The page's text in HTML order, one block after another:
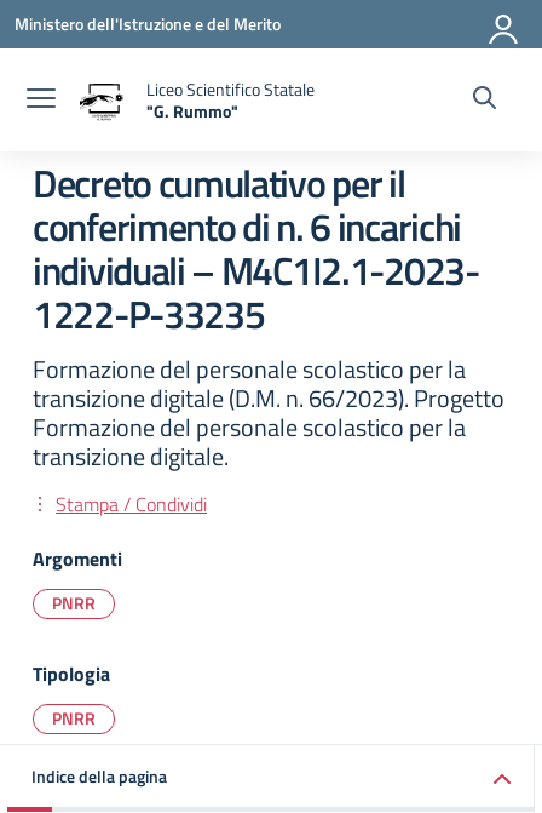
Vai ai contenuti
Vai al menu di navigazione
Vai al footer
Ministero dell'Istruzione e del Merito
Liceo Scientifico Statale
"G. Rummo"
Decreto cumulativo per il
conferimento di n. 6 incarichi
individuali – M4C1I2.1-2023-
1222-P-33235
Formazione del personale scolastico per la
transizione digitale (D.M. n. 66/2023). Progetto
Formazione del personale scolastico per la
transizione digitale.
Stampa / Condividi
Argomenti
PNRR
Tipologia
PNRR
Indice della pagina